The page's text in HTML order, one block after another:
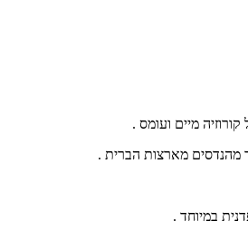
מהנדסים מארצות הברית .
במיוחד .